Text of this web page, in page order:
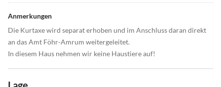
Anmerkungen
Die Kurtaxe wird separat erhoben und im Anschluss daran direkt
an das Amt Föhr-Amrum weitergeleitet.
In diesem Haus nehmen wir keine Haustiere auf!